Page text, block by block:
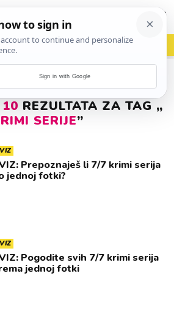
vrh! woot?!
10 REZULTATA ZA TAG „
SERIJE”
Prepoznaješ li 7/7 krimi serija
jednoj fotki?
Pogodite svih 7/7 krimi serija
jednoj fotki
Sign in with Google